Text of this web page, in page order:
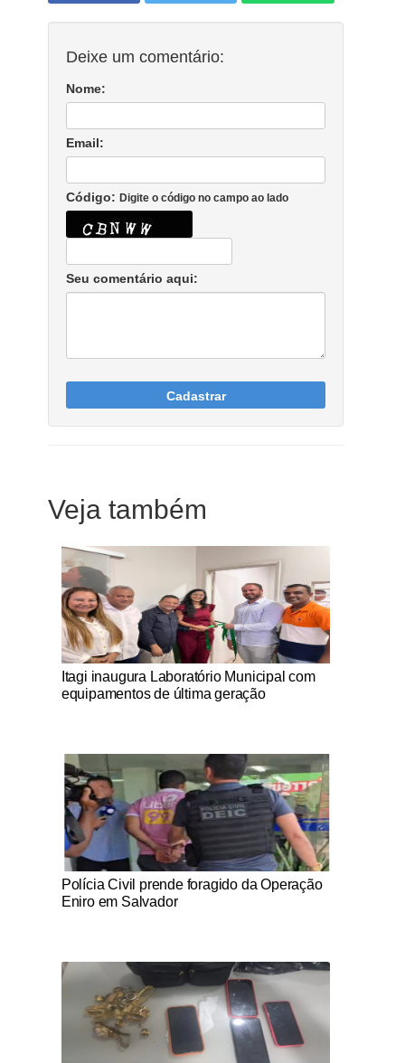
Deixe um comentário:
Nome:
Email:
Código: Digite o código no campo ao lado
Seu comentário aqui:
Cadastrar
Veja também
Notícias Católicas
Itagi inaugura Laboratório Municipal com
equipamentos de última geração
Notícias Católicas
Polícia Civil prende foragido da Operação
Eniro em Salvador